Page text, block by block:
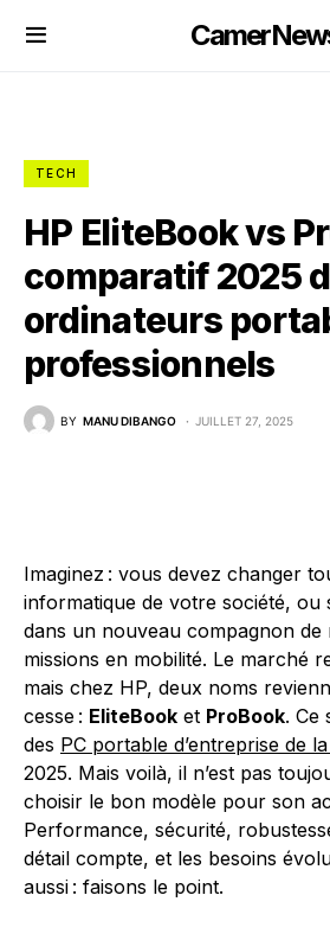
TECH
HP EliteBook vs
comparatif 2025
ordinateurs
professionnels
BY MANU DIBANGO JUILLET 27, 2025
Imaginez : vous devez changer
informatique de votre société, ou
dans un nouveau compagnon
missions en mobilité. Le marché
mais chez HP, deux noms
cesse : EliteBook et ProBook. Ce
des PC portable d’entreprise de
2025. Mais voilà, il n’est pas
choisir le bon modèle pour son
Performance, sécurité,
détail compte, et les besoins
aussi : faisons le point.